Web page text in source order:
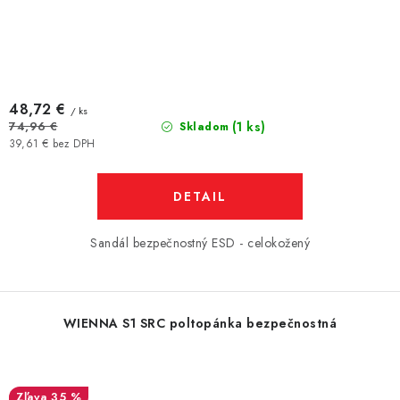
Skladom (1 ks)
39,61 € bez DPH
48,72 € / ks
74,96 €
DETAIL
Sandál bezpečnostný ESD - celokožený
WIENNA S1 SRC poltopánka bezpečnostná